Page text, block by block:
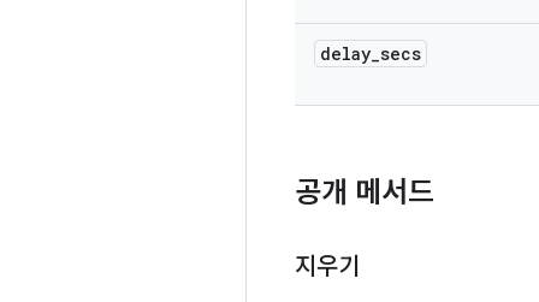
delay_secs
공개 메서드
지우기